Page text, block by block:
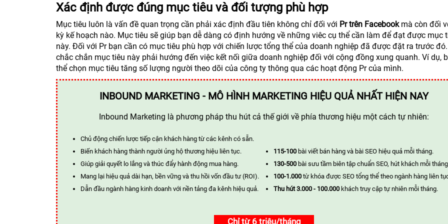
Xác định được đúng mục tiêu và đối tượng phù hợp
Mục tiêu luôn là vấn đề quan trọng cần phải xác định đầu tiên không chỉ đối với Pr trên Facebook mà còn đối
kỳ kế hoạch nào. Mục tiêu sẽ giúp bạn dễ dàng có định hướng về những viêc cụ thể cần làm để đạt được mục
này. Đối với Pr bạn cần có mục tiêu phù hợp với chiến lược tổng thể của doanh nghiệp đã được đặt ra trước
chắc chắn mục tiêu này phải hướng đến việc kết nối giữa doanh nghiệp đối với cộng đồng xung quanh. Ví dụ,
thể chọn mục tiêu tăng số lượng người theo dõi của công ty thông qua các hoạt động Pr của mình.
INBOUND MARKETING - MÔ HÌNH MARKETING HIỆU QUẢ NHẤT HIỆN NAY
Inbound Marketing là phương pháp thu hút cả thế giới về phía thương hiệu một cách tự nhiên:
Chủ động chiến lược tiếp cận khách hàng từ các kênh có sẵn.
Biến khách hàng thành người ủng hộ thương hiệu liên tục.
Giúp giải quyết lo lắng và thúc đẩy hành động mua hàng.
Mang lại hiệu quả dài hạn, bền vững và thu hồi vốn đầu tư (ROI).
Dẫn đầu ngành hàng kinh doanh với nền tảng đa kênh hiệu quả.
115-100 bài viết bán hàng và bài SEO hiệu quả mỗi tháng.
130-500 bài sưu tầm biên tập chuẩn SEO, hút khách mỗi
100-1.000 từ khóa được SEO tổng thể theo ngành hàng liên
Thu hút 3.000 - 100.000 khách truy cập tự nhiên mỗi tháng.
Chỉ từ 6 triệu/tháng